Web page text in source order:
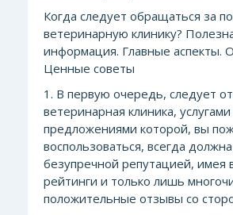
Когда следует обращаться за
ветеринарную клинику?
информация. Главные аспекты.
Ценные советы
1. В первую очередь, следует
ветеринарная клиника, услугами
предложениями которой, вы
воспользоваться, всегда
безупречной репутацией, имея
рейтинги и только лишь
положительные отзывы со